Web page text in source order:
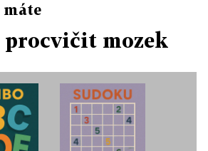
procvičit mozek